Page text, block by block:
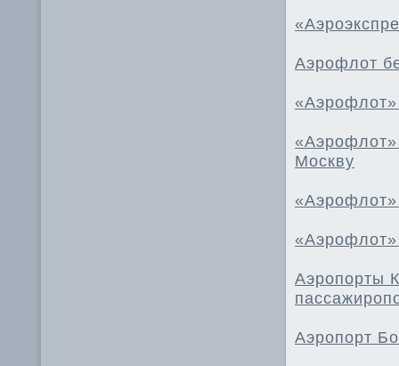
Аэрофлот
«Аэрофлот»
Москву
Аэропорты
Аэропорт